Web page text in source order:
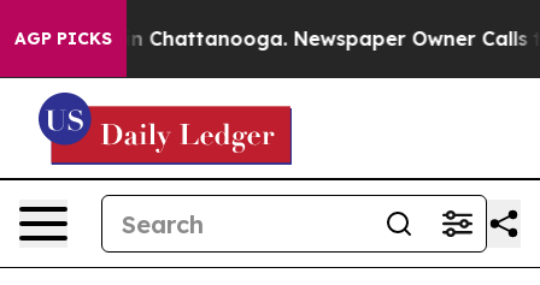
AGP PICKS
Chaos in Chattanooga. Newspaper Owner Calls